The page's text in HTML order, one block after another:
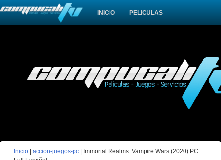
INICIO PELICULAS
Inicio| accion-juegos-pc|
Immortal Realms: Vampire Wars (2020) PC